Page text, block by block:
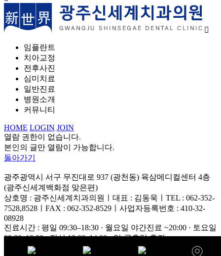
임플란트
치아교정
전후사진
심미치료
일반진료
병원소개
커뮤니티
HOME LOGIN JOIN
열람 권한이 없습니다.
본인의 글만 열람이 가능합니다.
돌아가기
광주광역시 서구 무진대로 937 (광천동) 육삼메디컬센터 4층
(광주신세계백화점 맞은편)
상호명 : 광주신세계치과의원ㅣ대표 : 김동욱ㅣTEL : 062-352-
7528,8528ㅣFAX : 062-352-8529ㅣ사업자등록번호 : 410-32-
08928
진료시간 : 평일 09:30–18:30 · 월요일 야간진료 ~20:00 · 토요일
09:30–13:30 · 점심 13:00–14:00 · 일·공휴일 휴진
Copyright© 2020 Gwangju Shinsegae Dental Clinic. ALL RIGHTS